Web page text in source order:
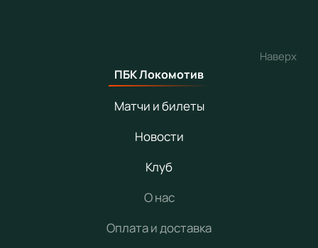
Наверх
ПБК Локомотив
Матчи и билеты
Новости
Клуб
О нас
Оплата и доставка